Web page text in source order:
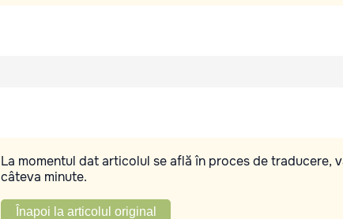
La momentul dat articolul se află în proces de traducere,
câteva minute.
Înapoi la articolul original